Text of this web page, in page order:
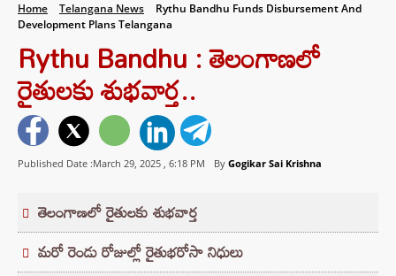
Home Telangana News
Rythu Bandhu Funds Disbursement And
Development Plans Telangana
Rythu Bandhu : తెలంగాణలో
రైతులకు శుభవార్త..
Published Date :March 29, 2025 , 6:18 PM By Gogikar Sai Krishna
తెలంగాణలో రైతులకు శుభవార్త
మరో రెండు రోజుల్లో రైతుభరోసా నిధులు